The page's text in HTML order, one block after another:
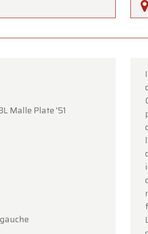
Malle Plate '51
clients,
fermé le samedi 15
ouvert
, selon les horaires
17 août
ouverts
de votre compréhension et au